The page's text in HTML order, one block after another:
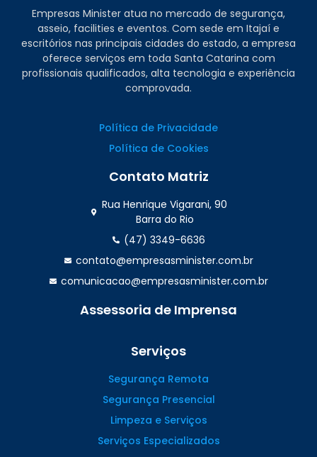
Empresas Minister atua no mercado de segurança,
asseio, facilities e eventos. Com sede em Itajaí e
escritórios nas principais cidades do estado, a empresa
oferece serviços em toda Santa Catarina com
profissionais qualificados, alta tecnologia e experiência
comprovada.
Política de Privacidade
Política de Cookies
Contato Matriz
Rua Henrique Vigarani, 90
Barra do Rio
(47) 3349-6636
contato@empresasminister.com.br
comunicacao@empresasminister.com.br
(47) 99988.4642
Assessoria de Imprensa
Serviços
Segurança Remota
Segurança Presencial
Limpeza e Serviços
Serviços Especializados